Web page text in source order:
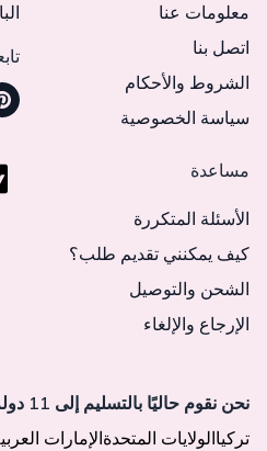
معلومات عنا
اتصل بنا
الشروط والأحكام
سياسة الخصوصية
مساعدة
الأسئلة المتكررة
كيف يمكنني تقديم طلب؟
الشحن والتوصيل
الإرجاع والإلغاء
نحن نقوم حاليًا بالتسليم إلى 11 دولة
تركياالولايات المتحدةالإمارات